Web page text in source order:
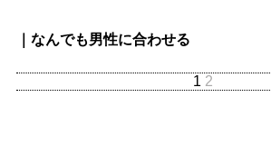
｜なんでも男性に合わせる
1 2